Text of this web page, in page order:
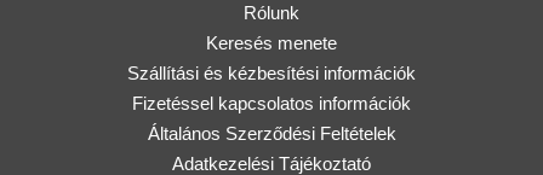
Rólunk
Keresés menete
Szállítási és kézbesítési információk
Fizetéssel kapcsolatos információk
Általános Szerződési Feltételek
Adatkezelési Tájékoztató